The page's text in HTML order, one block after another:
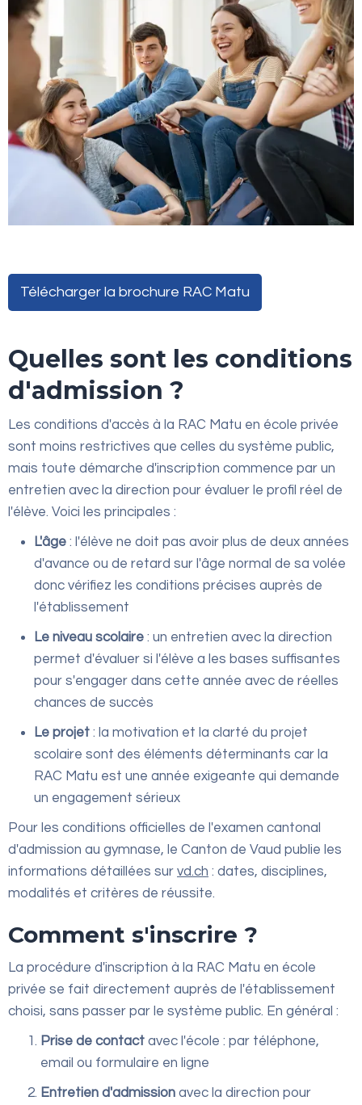
Télécharger la brochure RAC Matu
Quelles sont les conditions
d'admission ?
Les conditions d'accès à la RAC Matu en école privée
sont moins restrictives que celles du système public,
mais toute démarche d'inscription commence par un
entretien avec la direction pour évaluer le profil réel de
l'élève. Voici les principales :
L'âge : l'élève ne doit pas avoir plus de deux années
d'avance ou de retard sur l'âge normal de sa volée
donc vérifiez les conditions précises auprès de
l'établissement
Le niveau scolaire : un entretien avec la direction
permet d'évaluer si l'élève a les bases suffisantes
pour s'engager dans cette année avec de réelles
chances de succès
Le projet : la motivation et la clarté du projet
scolaire sont des éléments déterminants car la
RAC Matu est une année exigeante qui demande
un engagement sérieux
Pour les conditions officielles de l'examen cantonal
d'admission au gymnase, le Canton de Vaud publie les
informations détaillées sur vd.ch : dates, disciplines,
modalités et critères de réussite.
Comment s'inscrire ?
La procédure d'inscription à la RAC Matu en école
privée se fait directement auprès de l'établissement
choisi, sans passer par le système public. En général :
Prise de contact avec l'école : par téléphone,
email ou formulaire en ligne
Entretien d'admission avec la direction pour